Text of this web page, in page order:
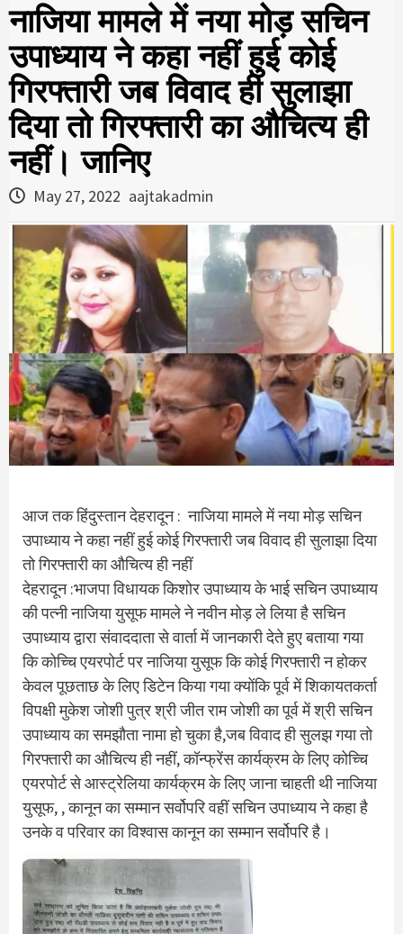
नाजिया मामले में नया मोड़ सचिन
उपाध्याय ने कहा नहीं हुई कोई
गिरफ्तारी जब विवाद ही सुलाझा
दिया तो गिरफ्तारी का औचित्य ही
नहीं। जानिए
May 27, 2022 aajtakadmin
आज तक हिंदुस्तान देहरादून : नाजिया मामले में नया मोड़ सचिन
उपाध्याय ने कहा नहीं हुई कोई गिरफ्तारी जब विवाद ही सुलाझा दिया
तो गिरफ्तारी का औचित्य ही नहीं
देहरादून :भाजपा विधायक किशोर उपाध्याय के भाई सचिन उपाध्याय
की पत्नी नाजिया युसूफ मामले ने नवीन मोड़ ले लिया है सचिन
उपाध्याय द्वारा संवाददाता से वार्ता में जानकारी देते हुए बताया गया
कि कोच्चि एयरपोर्ट पर नाजिया युसूफ कि कोई गिरफ्तारी न होकर
केवल पूछताछ के लिए डिटेन किया गया क्योंकि पूर्व में शिकायतकर्ता
विपक्षी मुकेश जोशी पुत्र श्री जीत राम जोशी का पूर्व में श्री सचिन
उपाध्याय का समझौता नामा हो चुका है,जब विवाद ही सुलझ गया तो
गिरफ्तारी का औचित्य ही नहीं, कॉन्फ्रेंस कार्यक्रम के लिए कोच्चि
एयरपोर्ट से आस्ट्रेलिया कार्यक्रम के लिए जाना चाहती थी नाजिया
युसूफ, , कानून का सम्मान सर्वोपरि वहीं सचिन उपाध्याय ने कहा है
उनके व परिवार का विश्वास कानून का सम्मान सर्वोपरि है।